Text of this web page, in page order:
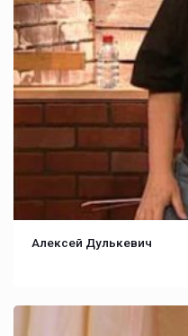
Алексей Дулькевич